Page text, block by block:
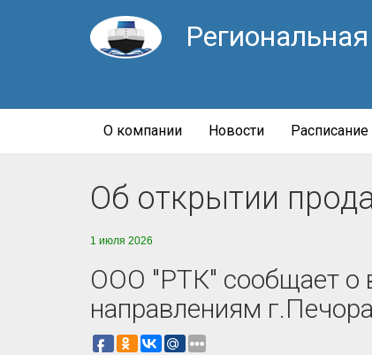
О компании Новости Расписание
Об открытии
1 июля 2026
ООО "РТК" сообщает о
направлениям